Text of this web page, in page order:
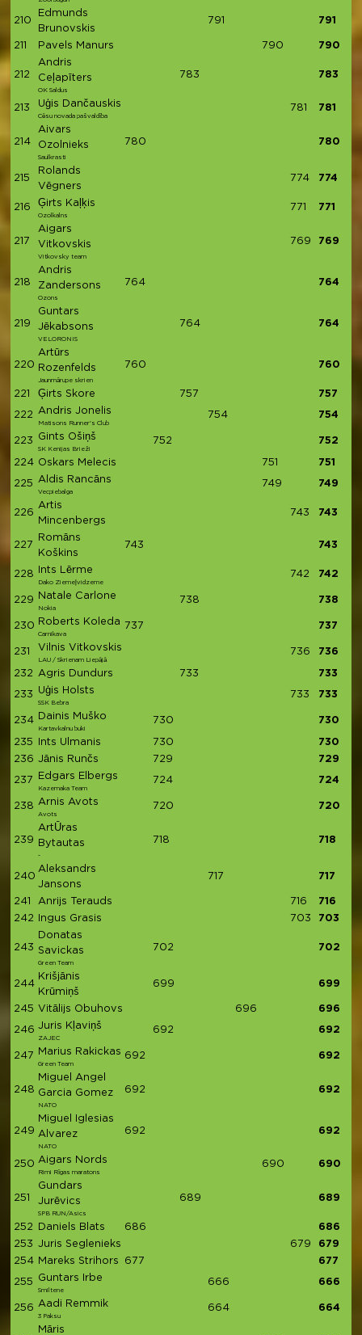
210
Edmunds
Brunovskis
791 791
211 Pavels Manurs 790 790
212
Andris
Ceļapīters
OK Saldus
783 783
213 Uģis Dančauskis
Cēsu novada pašvaldība
781 781
214
Aivars
Ozolnieks
Saulkrasti
780 780
215
Rolands
Vēgners
774 774
216 Ģirts Kaļķis
Ozolkalns
771 771
217
Aigars
Vitkovskis
Vitkovsky team
769 769
218
Andris
Zandersons
Ozons
764 764
219
Guntars
Jēkabsons
VELORONIS
764 764
220
Artūrs
Rozenfelds
Jaunmārupe skrien
760 760
221 Ģirts Skore 757 757
222 Andris Jonelis
Matisons Runner's Club
754 754
223 Gints Ošiņš
SK Kenijas Brieži
752 752
224 Oskars Melecis 751 751
225 Aldis Rancāns
Vecpiebalga
749 749
226
Artis
Mincenbergs
743 743
227
Romāns
Koškins
743 743
228 Ints Lērme
Dako Ziemeļvidzeme
742 742
229 Natale Carlone
Nokia
738 738
230 Roberts Koleda
Carnikava
737 737
231 Vilnis Vitkovskis
LAU / Skrienam Liepājā
736 736
232 Agris Dundurs 733 733
233 Uģis Holsts
SSK Bebra
733 733
234 Dainis Muško
Kartavkalnu buki
730 730
235 Ints Ulmanis 730
730
236 Jānis Runčs 729 729
237 Edgars Elbergs
Kazemaka Team
724 724
238 Arnis Avots
Avots
720 720
239
ArtŪras
Bytautas
-
718 718
240
Aleksandrs
Jansons
717 717
241 Anrijs Terauds 716
716
242
Ingus Grasis 703 703
243
Donatas
Savickas
Green Team
702 702
244
Krišjānis
Krūmiņš
699 699
245 Vitālijs Obuhovs 696 696
246 Juris Kļaviņš
ZAJEC
692 692
247 Marius Rakickas
Green Team
692 692
248
Miguel Angel
Garcia Gomez
NATO
692 692
249
Miguel Iglesias
Alvarez
NATO
692 692
250 Aigars Nords
Rimi Rīgas maratons
690 690
251
Gundars
Jurēvics
SPB RUN/Asics
689 689
252 Daniels Blats 686
686
253
Juris Seglenieks 679
679
254
Mareks Strihors 677 677
255 Guntars Irbe
Smiltene
666 666
256 Aadi Remmik
3 Paksu
664 664
Māris